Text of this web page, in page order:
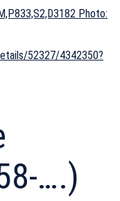
Photo:
52327/4342350?
….)